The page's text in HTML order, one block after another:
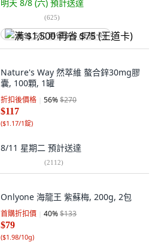
明天 8/8 (六) 預計送達
(625)
满 $1,500 再省 $75 (王道卡)
Nature's Way 然萃維 螯合鋅30mg膠
囊, 100顆, 1罐
折扣後價格 56%$270
$117
($1.17/1錠)
8/11 星期二 預計送達
(2112)
Onlyone 海龍王 紫蘇梅, 200g, 2包
首購折扣價 40%$133
$79
($1.98/10g)